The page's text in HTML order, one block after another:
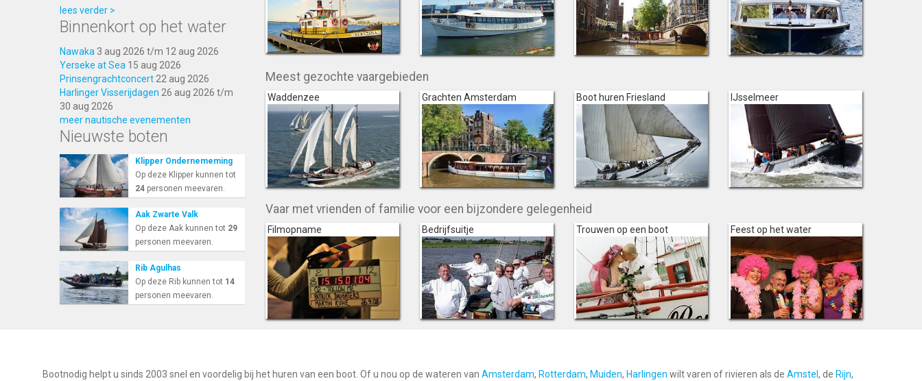
lees verder >
Binnenkort op het water
Nawaka 3 aug 2026 t/m 12 aug 2026
Yerseke at Sea 15 aug 2026
Prinsengrachtconcert 22 aug 2026
Harlinger Visserijdagen 26 aug 2026 t/m
30 aug 2026
meer nautische evenementen
Nieuwste boten
Klipper Ondernememing
Op deze Klipper kunnen tot
24 personen meevaren.
Aak Zwarte Valk
Op deze Aak kunnen tot 29
personen meevaren.
Rib Agulhas
Op deze Rib kunnen tot 14
personen meevaren.
Meest gezochte vaargebieden
Waddenzee Grachten Amsterdam Boot huren Friesland IJsselmeer
Vaar met vrienden of familie voor een bijzondere gelegenheid
Filmopname Bedrijfsuitje Trouwen op een boot Feest op het water
Bootnodig helpt u sinds 2003 snel en voordelig bij het huren van een boot. Of u nou op de wateren van Amsterdam, Rotterdam, Muiden, Harlingen wilt varen of rivieren als de Amstel , de Rijn,